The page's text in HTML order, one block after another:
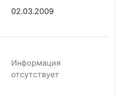
02.03.2009
Информация
отсутствует